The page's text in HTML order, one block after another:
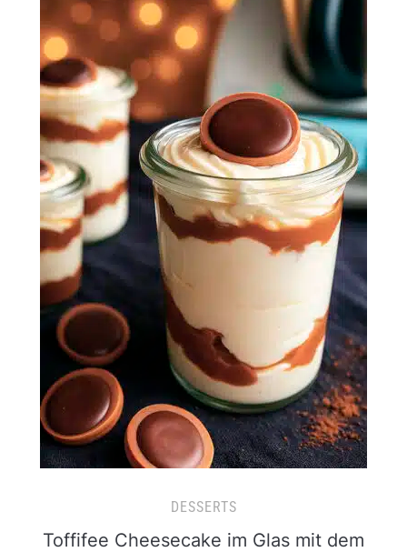
DESSERTS
Toffifee Cheesecake im Glas mit dem